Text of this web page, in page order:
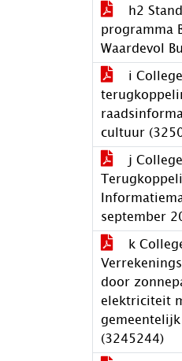
h2
programma
Waardevol
i
cultuur
j
september
k
door
elektriciteit
(3245244)